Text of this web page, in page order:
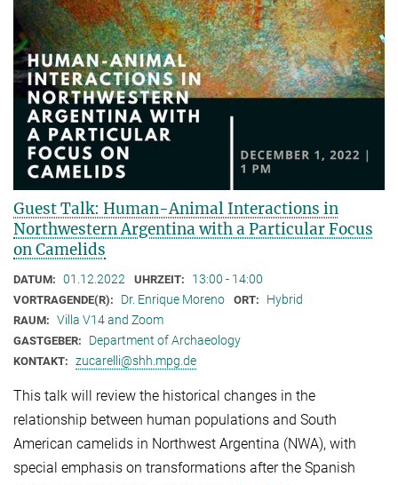
Guest Talk: Human-Animal Interactions in
Northwestern Argentina with a Particular Focus
on Camelids
DATUM: 01.12.2022 UHRZEIT: 13:00 - 14:00
VORTRAGENDE(R): Dr. Enrique Moreno ORT: Hybrid
RAUM: Villa V14 and Zoom
GASTGEBER: Department of Archaeology
KONTAKT: zucarelli@shh.mpg.de
This talk will review the historical changes in the
relationship between human populations and South
American camelids in Northwest Argentina (NWA), with
special emphasis on transformations after the Spanish